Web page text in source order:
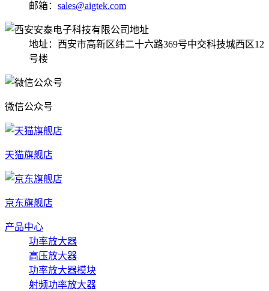
邮箱： sales@aigtek.com
地址：西安市高新区纬二十六路369号中交科技城西区12
号楼
微信公众号
天猫旗舰店
京东旗舰店
产品中心
功率放大器
高压放大器
功率放大器模块
射频功率放大器